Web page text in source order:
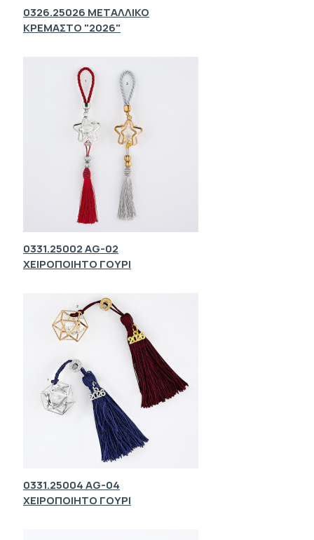
0326.25026 ΜΕΤΑΛΛΙΚΟ
ΚΡΕΜΑΣΤΟ "2026"
0331.25002 AG-02
ΧΕΙΡΟΠΟΙΗΤΟ ΓΟΥΡΙ
0331.25004 AG-04
ΧΕΙΡΟΠΟΙΗΤΟ ΓΟΥΡΙ